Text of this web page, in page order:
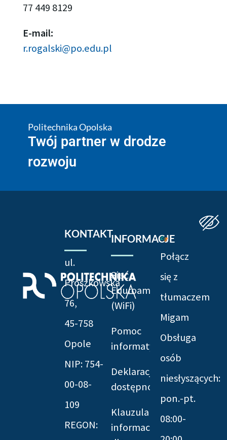
77 449 8129
E-mail:
r.rogalski@po.edu.pl
Politechnika Opolska
Twój partner w drodze
rozwoju
KONTAKT
ul.
Prószkowska
76,
45-758
Opole
NIP: 754-
00-08-
109
REGON:
INFORMACJE
Sieć
Eduroam
(WiFi)
Pomoc
informatyczna
Deklaracja
dostępności
Klauzula
informacyjna
Połącz
się z
tłumaczem
Migam
Obsługa
osób
niesłyszących:
pon.-pt.
08:00-